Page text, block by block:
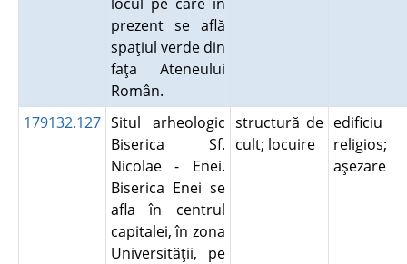
prezent se află
spaţiul verde din
faţa Ateneului
Român.
179132.127 Situl arheologic
Biserica Sf.
Nicolae - Enei.
Biserica Enei se
afla în centrul
capitalei, în zona
Universităţii, pe
structură de
cult; locuire
edificiu
religios;
aşezare